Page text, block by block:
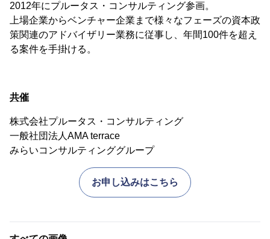
2012年にプルータス・コンサルティング参画。
上場企業からベンチャー企業まで様々なフェーズの資本政
策関連のアドバイザリー業務に従事し、年間100件を超え
る案件を手掛ける。
共催
株式会社プルータス・コンサルティング
一般社団法人AMA terrace
みらいコンサルティンググループ
お申し込みはこちら